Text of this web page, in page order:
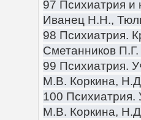
97 Психиатрия и
Иванец Н.Н.,
98 Психиатрия.
Сметанников
99 Психиатрия.
М.В. Коркина,
100 Психиатрия.
М.В. Коркина,